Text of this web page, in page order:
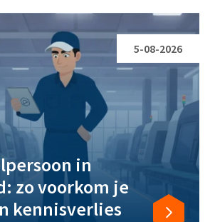
in
zo voorkom je
kennisverlies
5-08-2026